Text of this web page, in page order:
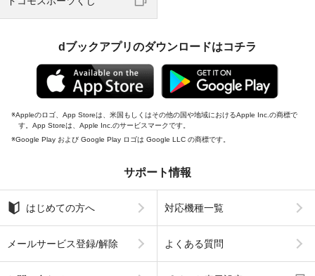
dブックアプリのダウンロードはコチラ
Appleのロゴ、App Storeは、米国もしくはその他の国や地域におけるApple Inc.の商標で
す。App Storeは、Apple Inc.のサービスマークです。
Google Play および Google Play ロゴは Google LLC の商標です。
サポート情報
はじめての方へ 対応機種一覧
メールサービス登録/解除 よくある質問